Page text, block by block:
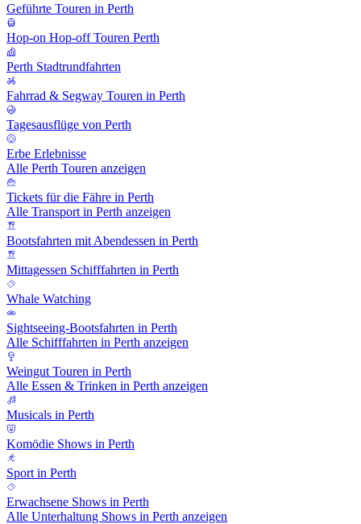
Geführte Touren in Perth
Hop-on Hop-off Touren Perth
Perth Stadtrundfahrten
Fahrrad & Segway Touren in Perth
Tagesausflüge von Perth
Erbe Erlebnisse
Alle Perth Touren anzeigen
Tickets für die Fähre in Perth
Alle Transport in Perth anzeigen
Bootsfahrten mit Abendessen in Perth
Mittagessen Schifffahrten in Perth
Whale Watching
Sightseeing-Bootsfahrten in Perth
Alle Schifffahrten in Perth anzeigen
Weingut Touren in Perth
Alle Essen & Trinken in Perth anzeigen
Musicals in Perth
Komödie Shows in Perth
Sport in Perth
Erwachsene Shows in Perth
Alle Unterhaltung Shows in Perth anzeigen